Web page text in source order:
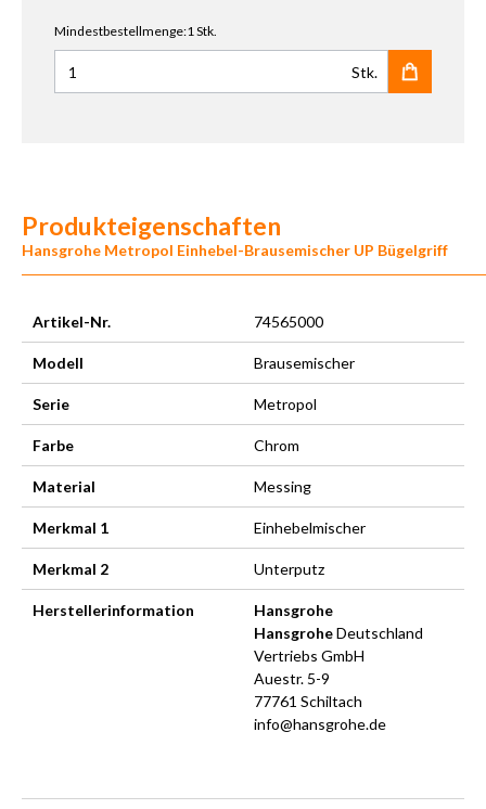
Mindestbestellmenge:1 Stk.
Anzahl für Hansgrohe ibox universal
Stk.
Produkteigenschaften
Hansgrohe Metropol Einhebel-Brausemischer UP Bügelgriff
Artikel-Nr. 74565000
Modell Brausemischer
Serie Metropol
Farbe Chrom
Material Messing
Merkmal 1 Einhebelmischer
Merkmal 2 Unterputz
Herstellerinformation
Hansgrohe
HansgroheDeutschland
Vertriebs GmbH
Auestr. 5-9
77761 Schiltach
info@hansgrohe.de